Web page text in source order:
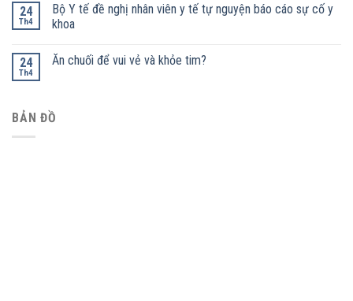
24
Th4
Bộ Y tế đề nghị nhân viên y tế tự nguyện báo cáo sự cố y
khoa
24
Th4
Ăn chuối để vui vẻ và khỏe tim?
BẢN ĐỒ